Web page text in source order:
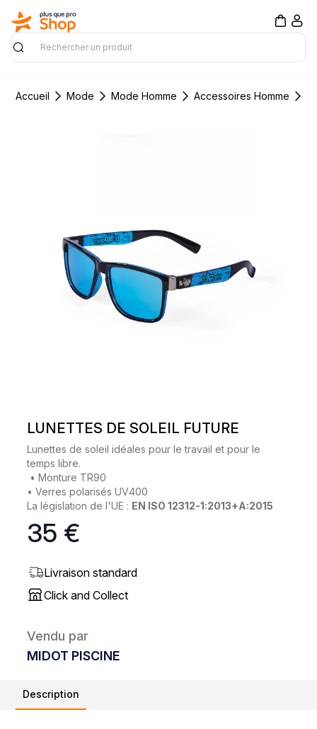
Rechercher
Accueil Mode Mode Homme Accessoires Homme
LUNETTES DE SOLEIL FUTURE
Lunettes de soleil idéales pour le travail et pour le
temps libre.
• Monture TR90
• Verres polarisés UV400
La législation de l'UE : EN ISO 12312-1:2013+A:2015
35 €
Livraison standard
Click and Collect
Vendu par
MIDOT PISCINE
Description